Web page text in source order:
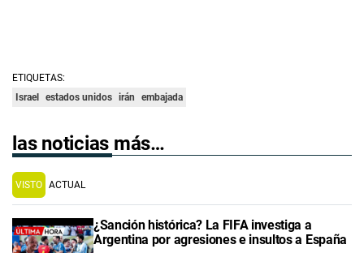
ETIQUETAS:
Israel estados unidos irán embajada
las noticias más…
VISTO ACTUAL
¿Sanción histórica? La FIFA investiga a
Argentina por agresiones e insultos a España